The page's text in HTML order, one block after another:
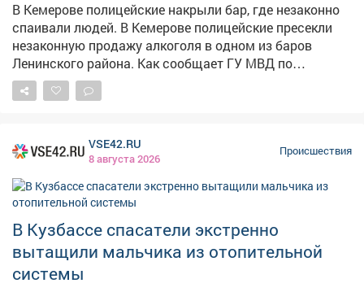
В Кемерове полицейские накрыли бар, где незаконно
спаивали людей. В Кемерове полицейские пресекли
незаконную продажу алкоголя в одном из баров
Ленинского района. Как сообщает ГУ МВД по
Кузбассу, заведение торговало спиртным без
сопроводительных документов, подтверждающих
бутылки крепкого алкоголя. В отношении
юридического лица составили протоколы по
нескольким статьям КоАП. Санкции предусматривают
штраф от 3,6 миллиона рублей, конфискацию
продукции и приостановление деятельности на срок
от 60 до 90 суток. Материалы направлены в
арбитражный и мировой суды.
VSE42.RU
8 августа 2026
Происшествия
В Кузбассе спасатели экстренно
вытащили мальчика из отопительной
системы